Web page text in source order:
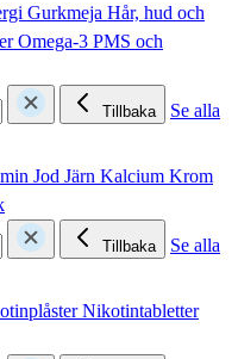
Gurkmeja Hår, hud och
Omega-3 PMS och
Tillbaka
Se alla
Jod Järn Kalcium Krom
Tillbaka
Se alla
Nikotintabletter